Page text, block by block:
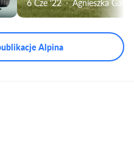
6 Cze ‘22 Agnieszka Gała
Alpina